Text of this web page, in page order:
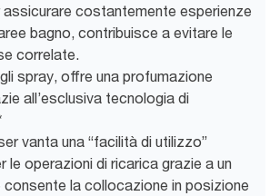
costantemente esperienze
bagno, contribuisce a evitare le
correlate.
spray, offre una profumazione
all’esclusiva tecnologia di
vanta una “facilità di utilizzo”
operazioni di ricarica grazie a un
la collocazione in posizione